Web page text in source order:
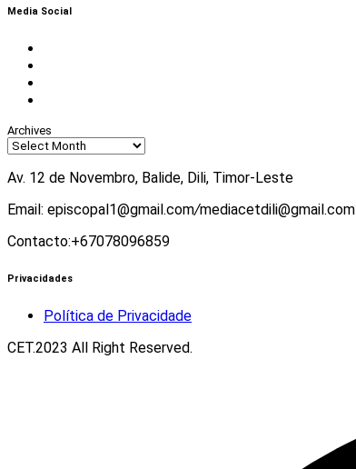
Media Social
Archives
Av. 12 de Novembro, Balide, Dili, Timor-Leste
Email: episcopal1@gmail.com/mediacetdili@gmail.com
Contacto:+67078096859
Privacidades
Política de Privacidade
CET.2023 All Right Reserved.